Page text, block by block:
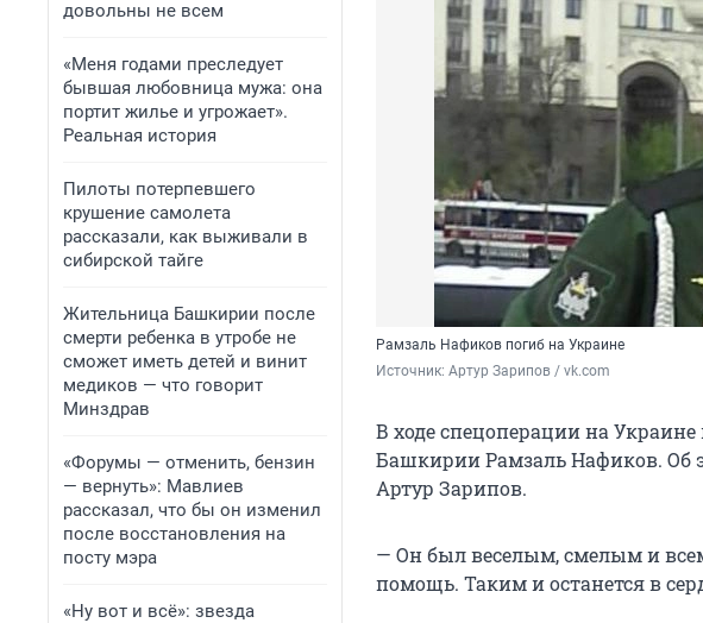
довольны не всем
«Меня годами преследует
бывшая любовница мужа: она
портит жилье и угрожает».
Реальная история
Пилоты потерпевшего
крушение самолета
рассказали, как выживали в
сибирской тайге
Жительница Башкирии после
смерти ребенка в утробе не
сможет иметь детей и винит
медиков — что говорит
Минздрав
«Форумы — отменить, бензин
— вернуть»: Мавлиев
рассказал, что бы он изменил
после восстановления на
посту мэра
«Ну вот и всё»: звезда
Рамзаль Нафиков погиб на Украине
Источник: Артур Зарипов / vk.com
В ходе спецоперации на
Башкирии Рамзаль Нафиков. Об
Артур Зарипов.
— Он был веселым, смелым и
помощь. Таким и останется в